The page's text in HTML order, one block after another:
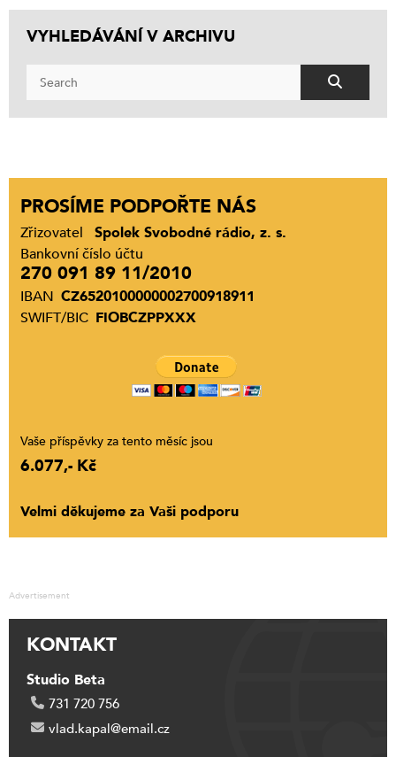
VYHLEDÁVÁNÍ V ARCHIVU
PROSÍME PODPOŘTE NÁS
Zřizovatel
Spolek Svobodné rádio, z. s.
Bankovní číslo účtu
270 091 89 11/2010
IBAN CZ6520100000002700918911
SWIFT/BIC FIOBCZPPXXX
Vaše příspěvky za tento měsíc jsou
6.077,- Kč
Velmi děkujeme za Vaši podporu
Advertisement
KONTAKT
Studio Beta
731 720 756
vlad.kapal@email.cz